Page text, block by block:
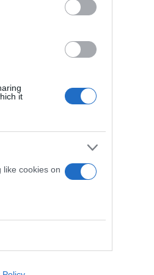
it
like cookies on
την εκπομπή και
Παράλληλα, ο
δένει απέναντι από
εστίασης με το